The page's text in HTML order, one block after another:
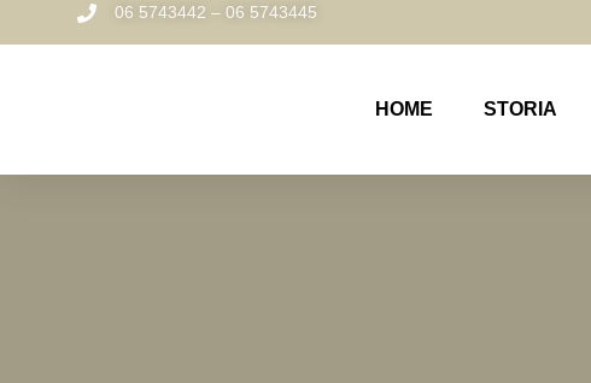
06 5743442 – 06 5743445
HOME STORIA